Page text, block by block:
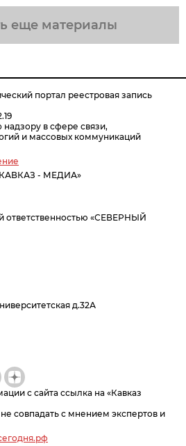
еще материалы
портал реестровая запись
в сфере связи,
и массовых коммуникаций
- МЕДИА»
ответственностью «СЕВЕРНЫЙ
д.32А
с сайта ссылка на «Кавказ
совпадать с мнением экспертов и